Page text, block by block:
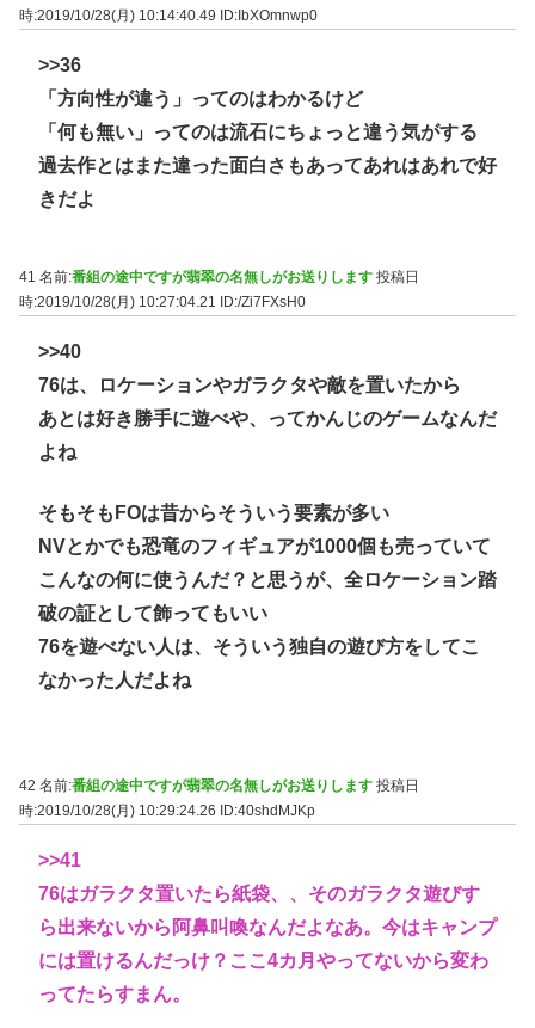
時:2019/10/28(月) 10:14:40.49 ID:IbXOmnwp0
>>36
「方向性が違う」ってのはわかるけど
「何も無い」ってのは流石にちょっと違う気がする
過去作とはまた違った面白さもあってあれはあれで好
きだよ
41 名前:番組の途中ですが翡翠の名無しがお送りします 投稿日
時:2019/10/28(月) 10:27:04.21
ID:/Zi7FXsH0
>>40
76は、ロケーションやガラクタや敵を置いたから
あとは好き勝手に遊べや、ってかんじのゲームなんだ
よね
そもそもFOは昔からそういう要素が多い
NVとかでも恐竜のフィギュアが1000個も売っていて
こんなの何に使うんだ？と思うが、全ロケーション踏
破の証として飾ってもいい
76を遊べない人は、そういう独自の遊び方をしてこ
なかった人だよね
42 名前:番組の途中ですが翡翠の名無しがお送りします 投稿日
時:2019/10/28(月) 10:29:24.26 ID:40shdMJKp
>>41
76はガラクタ置いたら紙袋、、そのガラクタ遊びす
ら出来ないから阿鼻叫喚なんだよなあ。今はキャンプ
には置けるんだっけ？ここ4カ月やってないから変わ
ってたらすまん。